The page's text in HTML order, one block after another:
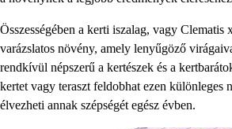
Összességében a kerti iszalag, vagy Clematis
varázslatos növény, amely lenyűgöző
rendkívül népszerű a kertészek és a
kertet vagy teraszt feldobhat ezen különleges
élvezheti annak szépségét egész évben.